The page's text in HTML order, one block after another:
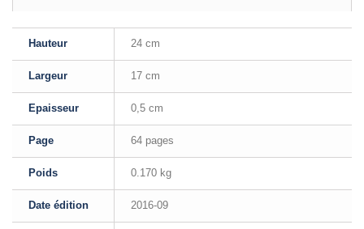
Hauteur 24 cm
Largeur 17 cm
Epaisseur 0,5 cm
Page 64 pages
Poids 0.170 kg
Date édition 2016-09